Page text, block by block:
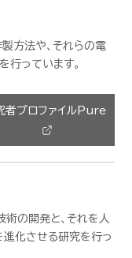
方法や、それらの電
行っています。
者プロファイルPure
術の開発と、それを人
化させる研究を行っ